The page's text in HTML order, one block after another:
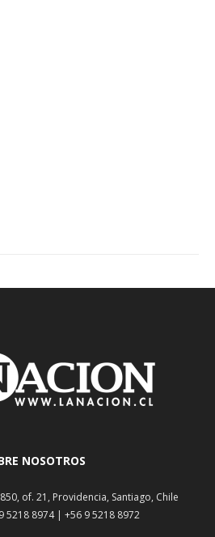
NOSOTROS
of. 21, Providencia, Santiago, Chile
5218 8974 | +56 9 5218 8972